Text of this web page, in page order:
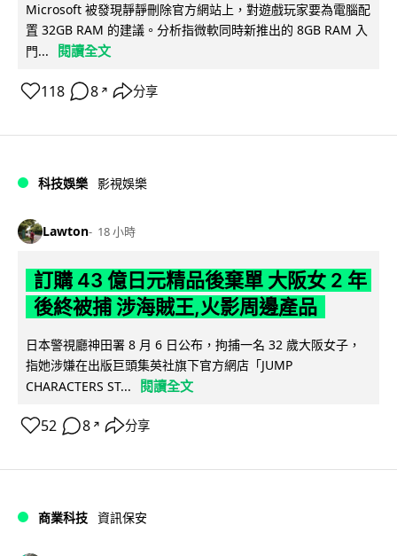
Microsoft 被發現靜靜刪除官方網站上，對遊戲玩家要為電腦配
置 32GB RAM 的建議。分析指微軟同時新推出的 8GB RAM 入
門...
閱讀全文
118 8 ↗ 分享
科技娛樂 影視娛樂
Lawton 18 小時
訂購 43 億日元精品後棄單 大阪女 2 年
後終被捕 涉海賊王,火影周邊產品
日本警視廳神田署 8 月 6 日公布，拘捕一名 32 歲大阪女子，
指她涉嫌在出版巨頭集英社旗下官方網店「JUMP
CHARACTERS ST...
閱讀全文
52 8 ↗ 分享
商業科技 資訊保安